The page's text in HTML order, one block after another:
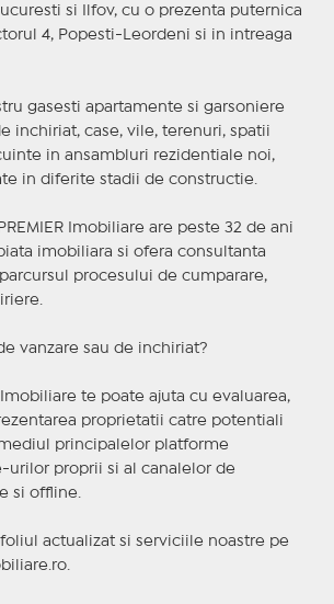
si Ilfov, cu o prezenta puternica
4, Popesti-Leordeni si in intreaga
gasesti apartamente si garsoniere
inchiriat, case, vile, terenuri, spatii
in ansambluri rezidentiale noi,
in diferite stadii de constructie.
Imobiliare are peste 32 de ani
imobiliara si ofera consultanta
procesului de cumparare,
vanzare sau de inchiriat?
Imobiliare te poate ajuta cu evaluarea,
proprietatii catre potentiali
principalelor platforme
urilor proprii si al canalelor de
si offline.
actualizat si serviciile noastre pe